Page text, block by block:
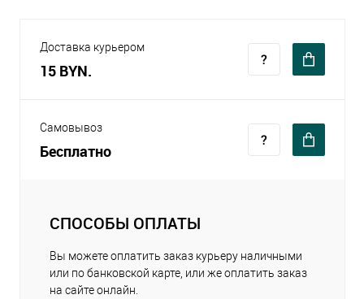
Доставка курьером
15 BYN.
Самовывоз
Бесплатно
СПОСОБЫ ОПЛАТЫ
Вы можете оплатить заказ курьеру наличными
или по банковской карте, или же оплатить заказ
на сайте онлайн.